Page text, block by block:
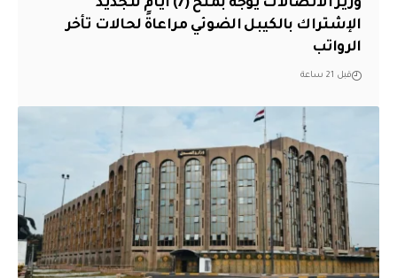
وزير الاتصالات يوجه بمنح (7) أيام لتجديد
الإشتراك بالكيبل الضوئي مراعاةً لحالات تأخر
الرواتب
قبل 21 ساعة